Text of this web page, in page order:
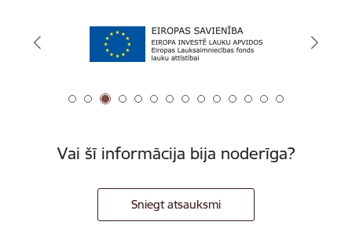
Vai šī informācija bija noderīga?
Sniegt atsauksmi